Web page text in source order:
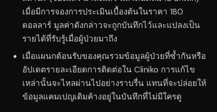
เมื่อมีการจองการประเมินเบื้องต้นในราคา 180
ดอลลาร์ มูลค่าดังกล่าวจะถูกบันทึกไว้และแปลงเป็น
รายได้ที่รับรู้เมื่อผู้ป่วยมาถึง
เมื่อแผนกต้อนรับของคุณรวมข้อมูลผู้ป่วยที่ซ้ำกันหรือ
อัปเดตรายละเอียดการติดต่อใน Cliniko การแก้ไข
เหล่านั้นจะไหลผ่านไปอย่างราบรื่น แทนที่จะปล่อยให้
ข้อมูลแคมเปญเดิมค้างอยู่ในบันทึกที่ไม่มีใครดู